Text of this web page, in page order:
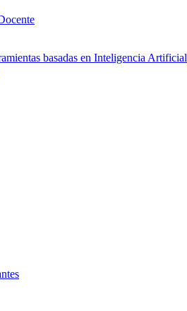
basadas en Inteligencia Artificial